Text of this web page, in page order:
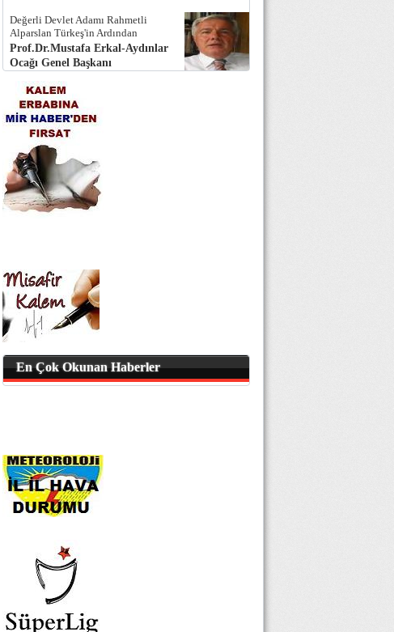
Değerli Devlet Adamı Rahmetli
Alparslan Türkeş'in Ardından
Prof.Dr.Mustafa Erkal-Aydınlar
Ocağı Genel Başkanı
En Çok Okunan Haberler